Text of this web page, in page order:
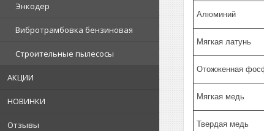
Энкодер
Вибротрамбовка бензиновая
Строительные пылесосы
АКЦИИ
НОВИНКИ
Отзывы
Алюминий
Мягкая латунь
Отожженная
Мягкая медь
Твердая медь